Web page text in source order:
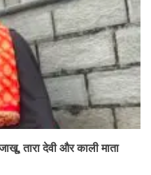
तारा देवी और काली माता